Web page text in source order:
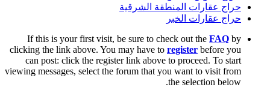
حراج عقارات المنطقة الشرقية
حراج عقارات الخبر
If this is your first visit, be sure to check out the FAQ by
clicking the link above. You may have to register before you
can post: click the register link above to proceed. To start
viewing messages, select the forum that you want to visit from
the selection below.